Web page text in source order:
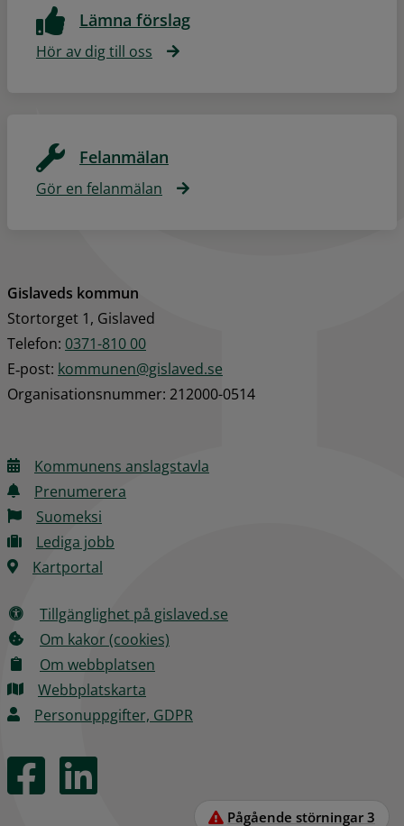
Lämna förslag
Hör av dig till oss
Felanmälan
Gör en felanmälan
Gislaveds kommun
Stortorget 1, Gislaved
Telefon: 0371-810 00
E‑post: kommunen@gislaved.se
Organisationsnummer: 212000-0514
Kommunens anslagstavla
Prenumerera
Suomeksi
Lediga jobb
Kartportal
Tillgänglighet på gislaved.se
Om kakor (cookies)
Om webbplatsen
Webbplatskarta
Personuppgifter, GDPR
Pågående störningar 3